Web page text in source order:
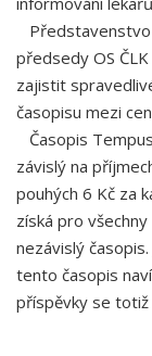
Představenstvo
předsedy OS
zajistit
časopisu mezi
Časopis
závislý na
pouhých 6 Kč za
získá pro
nezávislý
tento časopis
příspěvky se totiž